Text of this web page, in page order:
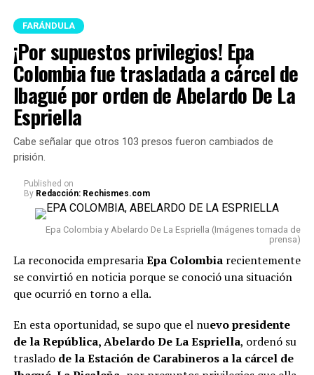
FARÁNDULA
¡Por supuestos privilegios! Epa
Colombia fue trasladada a cárcel de
Ibagué por orden de Abelardo De La
Espriella
Cabe señalar que otros 103 presos fueron cambiados de
prisión.
Published on
By Redacción: Rechismes.com
Epa Colombia y Abelardo De La Espriella (Imágenes tomada de
prensa)
La reconocida empresariaEpa Colombiarecientemente
se convirtió en noticia porque se conoció una situación
que ocurrió en torno a ella.
En esta oportunidad, se supo que el nuevo presidente
de la República, Abelardo De La Espriella, ordenó su
traslado de la Estación de Carabineros a la cárcel de